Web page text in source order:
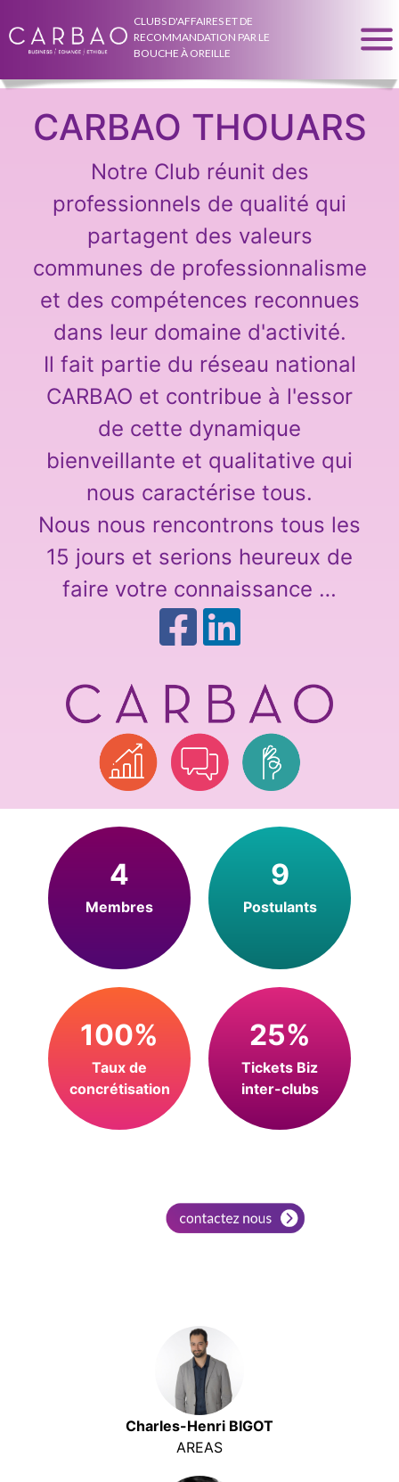
CLUBS D'AFFAIRES ET DE
RECOMMANDATION PAR LE
BOUCHE À OREILLE
CARBAO THOUARS
Notre Club réunit des
professionnels de qualité qui
partagent des valeurs
communes de professionnalisme
et des compétences reconnues
dans leur domaine d'activité.
Il fait partie du réseau national
CARBAO et contribue à l'essor
de cette dynamique
bienveillante et qualitative qui
nous caractérise tous.
Nous nous rencontrons tous les
15 jours et serions heureux de
faire votre connaissance …
4
Membres
9
Postulants
100%
Taux de
concrétisation
25%
Tickets Biz
inter-clubs
Charles-Henri BIGOT
AREAS